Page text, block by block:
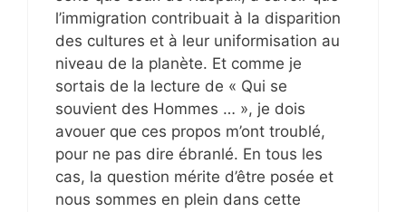
l’immigration contribuait à la disparition
des cultures et à leur uniformisation au
niveau de la planète. Et comme je
sortais de la lecture de « Qui se
souvient des Hommes … », je dois
avouer que ces propos m’ont troublé,
pour ne pas dire ébranlé. En tous les
cas, la question mérite d’être posée et
nous sommes en plein dans cette